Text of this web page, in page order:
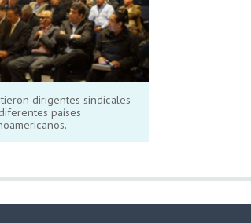
dirigentes sindicales
países